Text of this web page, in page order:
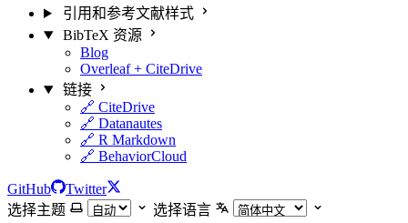
引用和参考文献样式
BibTeX 资源
Blog
Overleaf + CiteDrive
链接
🔗 CiteDrive
🔗 Datanautes
🔗 R Markdown
🔗 BehaviorCloud
GitHub
Twitter
选择主题
选择语言